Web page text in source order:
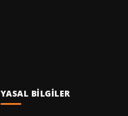
YASAL BİLGİLER